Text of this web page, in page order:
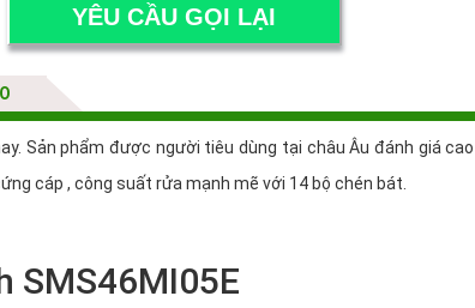
Sản phẩm được người tiêu dùng tại châu Âu đánh giá
cáp , công suất rửa mạnh mẽ với 14 bộ chén bát.
SMS46MI05E